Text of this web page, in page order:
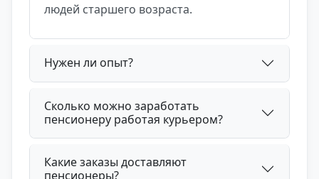
людей старшего возраста.
Нужен ли опыт?
Сколько можно заработать
пенсионеру работая курьером?
Какие заказы доставляют
пенсионеры?